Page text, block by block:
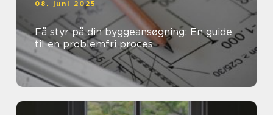
08. juni 2025
Få styr på din byggeansøgning: En guide
til en problemfri proces